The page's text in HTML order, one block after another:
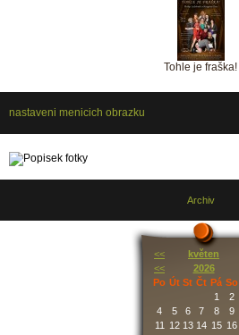
Tohle je fraška!
nastaveni menicich obrazku
Archiv
<< květen
<<
2026
Po Út St Čt Pá So
1
2
4
5 6 7 8 9
11
12 13 14 15 16